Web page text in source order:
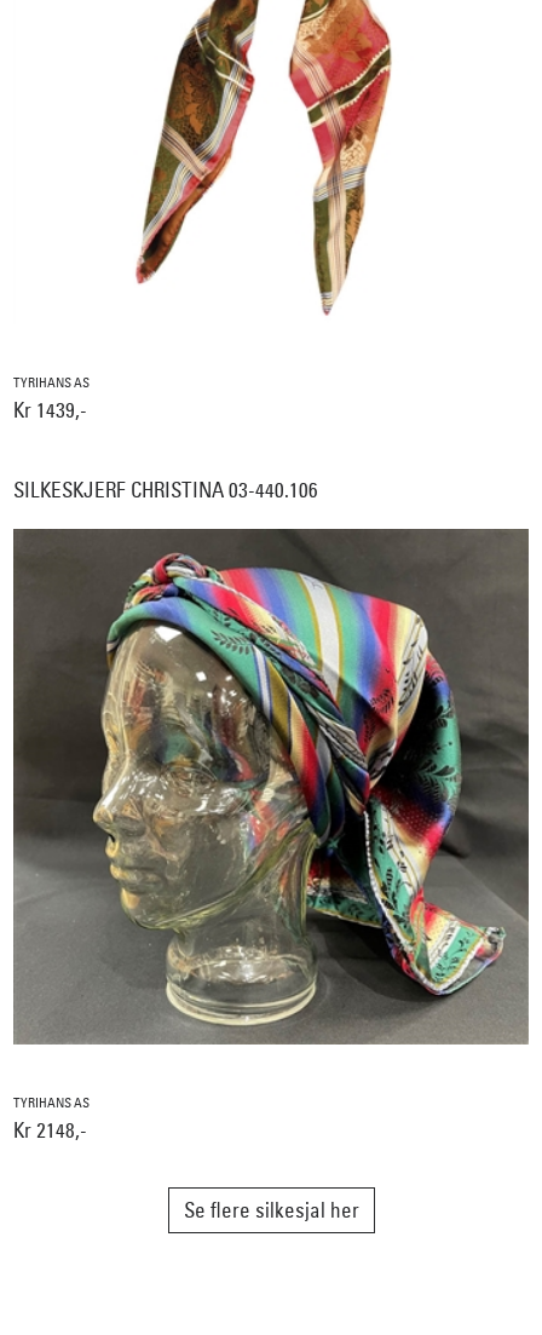
TYRIHANS AS
Kr 1439,-
SILKESKJERF CHRISTINA 03-440.106
TYRIHANS AS
Kr 2148,-
Se flere silkesjal her